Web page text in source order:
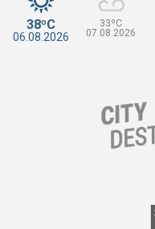
38ºC
06.08.2026
33ºC
07.08.2026